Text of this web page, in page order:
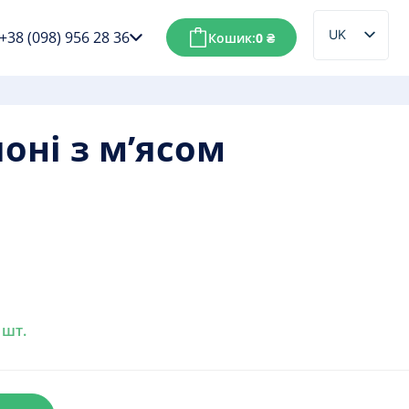
+38 (098) 956 28 36 Кошик:0₴
UK
RU
з м’ясом
шт.